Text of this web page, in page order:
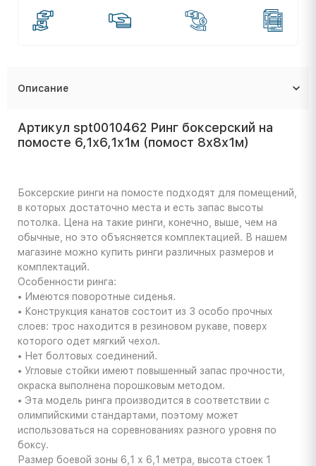
Описание
Артикул spt0010462 Ринг боксерский на
помосте 6,1х6,1х1м (помост 8х8х1м)
Боксерские ринги на помосте подходят для помещений,
в которых достаточно места и есть запас высоты
потолка. Цена на такие ринги, конечно, выше, чем на
обычные, но это объясняется комплектацией. В нашем
магазине можно купить ринги различных размеров и
комплектаций.
Особенности ринга:
• Имеются поворотные сиденья.
• Конструкция канатов состоит из 3 особо прочных
слоев: трос находится в резиновом рукаве, поверх
которого одет мягкий чехол.
• Нет болтовых соединений.
• Угловые стойки имеют повышенный запас прочности,
окраска выполнена порошковым методом.
• Эта модель ринга производится в соответствии с
олимпийскими стандартами, поэтому может
использоваться на соревнованиях разного уровня по
боксу.
Размер боевой зоны 6,1 х 6,1 метра, высота стоек 1